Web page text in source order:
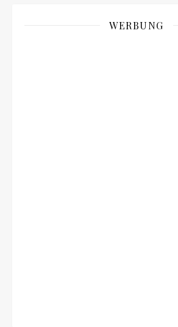
WERBUNG